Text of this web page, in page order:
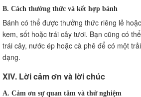
B. Cách thưởng thức và kết hợp bánh
Bánh có thể được thưởng thức riêng lẻ
kem, sốt hoặc trái cây tươi. Bạn cũng có
trái cây, nước ép hoặc cà phê để có một
dạng.
XIV. Lời cảm ơn và lời chúc
A. Cảm ơn sự quan tâm và thử nghiệm